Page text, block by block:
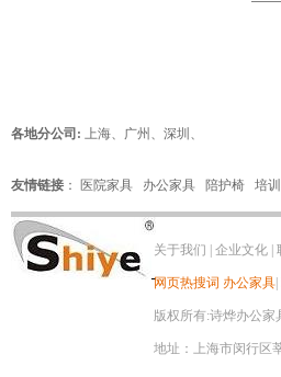
各地分公司: 上海、 广州 、 深圳 、
友情链接 ： 医院家具 办公家具 陪护椅 培
关于我们 企业文化
网页热搜词 办公家具
版权所有:诗烨办公家
地址：上海市闵行区